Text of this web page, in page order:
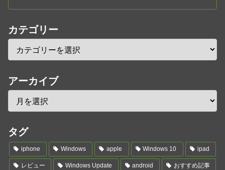
カテゴリー
アーカイブ
タグ
iphone Windows apple Windows 10 ipad
レビュー Windows Update android おすすめ記事